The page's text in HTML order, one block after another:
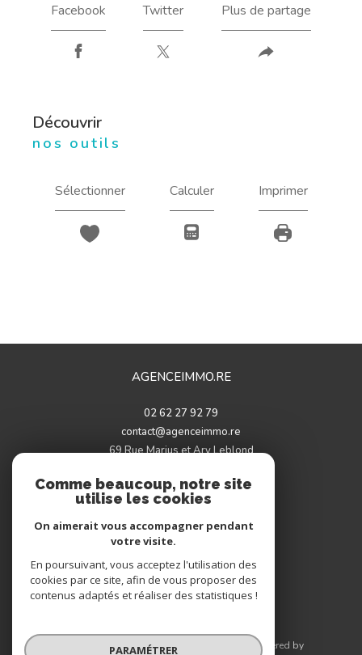
Facebook Twitter Plus de partage
découvrir
nos outils
Sélectionner Calculer Imprimer
AGENCEIMMO.RE
02 62 27 92 79
contact@agenceimmo.re
69 Rue Marius et Ary Leblond
Adhérents
© 2026 | Tous droits réservés | Traduction powered by
Comme beaucoup, notre site
utilise les cookies
On aimerait vous accompagner pendant
votre visite.
En poursuivant, vous acceptez l'utilisation des
cookies par ce site, afin de vous proposer des
contenus adaptés et réaliser des statistiques !
PARAMÉTRER